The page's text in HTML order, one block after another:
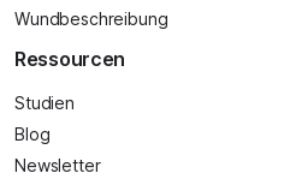
Wundbeschreibung
Ressourcen
Studien
Blog
Newsletter